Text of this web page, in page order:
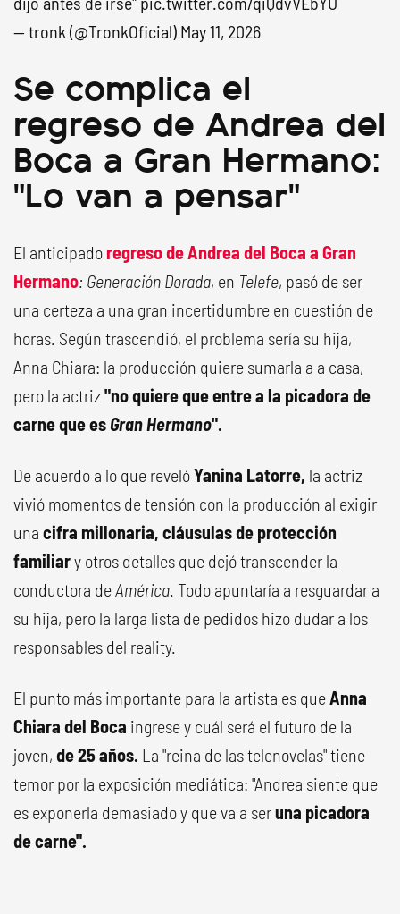
— tronk (@TronkOficial) May 11, 2026
Se complica el
regreso de Andrea del
Boca a Gran Hermano:
"Lo van a pensar"
El anticipado regreso de Andrea del Boca a Gran
Hermano: Generación Dorada, en Telefe, pasó de ser
una certeza a una gran incertidumbre en cuestión de
horas. Según trascendió, el problema sería su hija,
Anna Chiara: la producción quiere sumarla a a casa,
pero la actriz"no quiere que entre a la picadora de
carne que es Gran Hermano".
De acuerdo a lo que revelóYanina Latorre, la actriz
vivió momentos de tensión con la producción al exigir
una cifra millonaria, cláusulas de protección
familiary otros detalles que dejó transcender la
conductora deAmérica. Todo apuntaría a resguardar a
su hija, pero la larga lista de pedidos hizo dudar a los
responsables del reality.
El punto más importante para la artista es queAnna
Chiara del Boca ingrese y cuál será el futuro de la
joven, de 25 años. La "reina de las telenovelas" tiene
temor por la exposición mediática: "Andrea siente que
es exponerla demasiado y que va a seruna picadora
de carne".